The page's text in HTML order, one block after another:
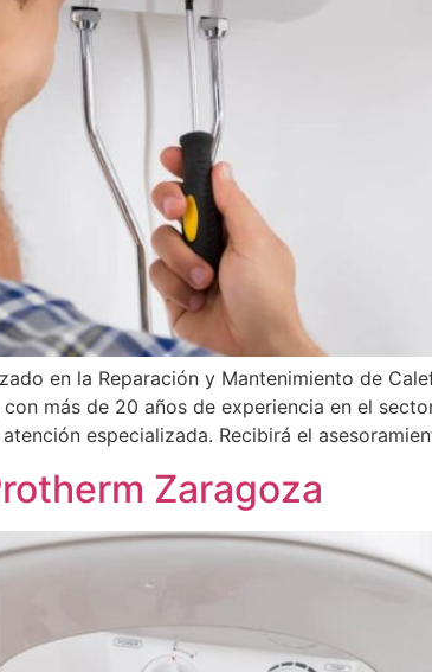
en la Reparación y Mantenimiento de
más de 20 años de experiencia en el
especializada. Recibirá el
Zaragoza